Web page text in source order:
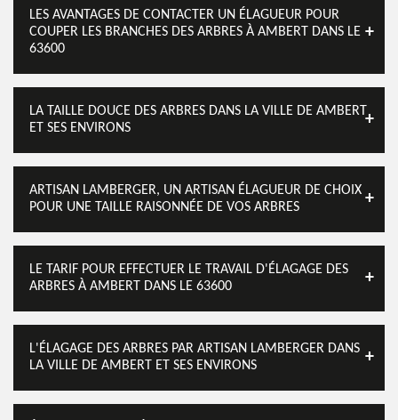
LES AVANTAGES DE CONTACTER UN ÉLAGUEUR POUR
COUPER LES BRANCHES DES ARBRES À AMBERT DANS LE
63600
LA TAILLE DOUCE DES ARBRES DANS LA VILLE DE AMBERT
ET SES ENVIRONS
ARTISAN LAMBERGER, UN ARTISAN ÉLAGUEUR DE CHOIX
POUR UNE TAILLE RAISONNÉE DE VOS ARBRES
LE TARIF POUR EFFECTUER LE TRAVAIL D'ÉLAGAGE DES
ARBRES À AMBERT DANS LE 63600
L'ÉLAGAGE DES ARBRES PAR ARTISAN LAMBERGER DANS
LA VILLE DE AMBERT ET SES ENVIRONS